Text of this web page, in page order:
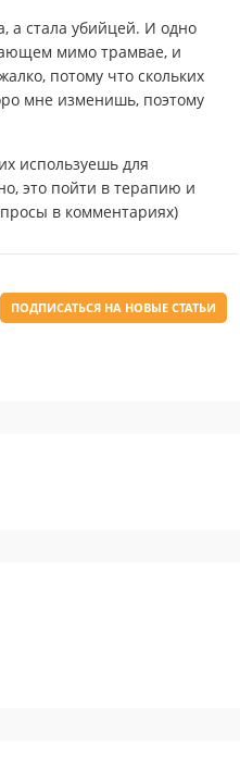
а стала убийцей. И одно
мимо трамвае, и
потому что скольких
мне изменишь, поэтому
используешь для
это пойти в терапию и
в комментариях)
ПОДПИСАТЬСЯ НА НОВЫЕ СТАТЬИ